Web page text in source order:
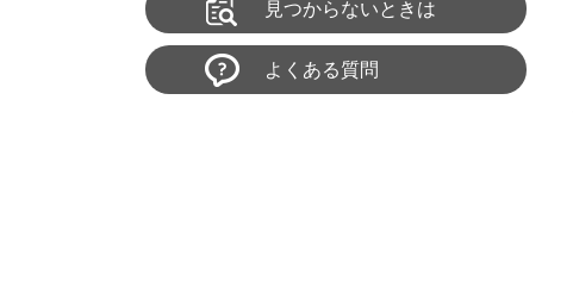
見つからないときは
よくある質問